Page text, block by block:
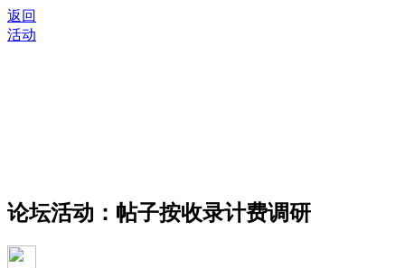
返回
活动
论坛活动：帖子按收录计费调研